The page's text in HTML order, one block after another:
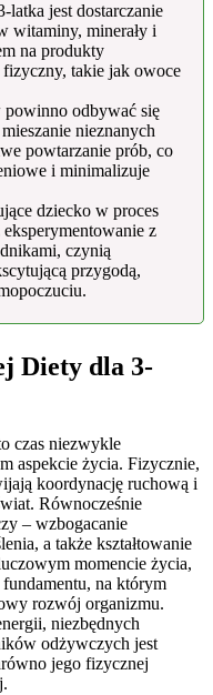
jest dostarczanie
witaminy, minerały i
na produkty
takie jak owoce
odbywać się
nieznanych
powtarzanie prób, co
i minimalizuje
dziecko w proces
z
czynią
przygodą,
Diety dla 3-
czas niezwykle
aspekcie życia. Fizycznie,
koordynację ruchową i
Równocześnie
– wzbogacanie
a także kształtowanie
momencie życia,
na którym
rozwój organizmu.
niezbędnych
odżywczych jest
jego fizycznej